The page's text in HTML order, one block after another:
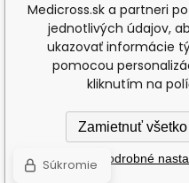
Medicross.sk a partneri
jednotlivých údajov,
ukazovať informácie
pomocou
kliknutím na
Zamietnuť všetko
Podrobné
Súkromie